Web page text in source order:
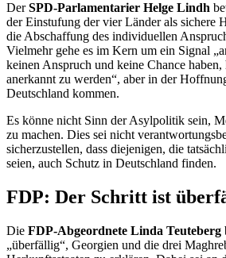
DerSPD-Parlamentarier Helge Lindh
der Einstufung der vier Länder als sichere
die Abschaffung des individuellen
Vielmehr gehe es im Kern um ein Signal
keinen Anspruch und keine Chance
anerkannt zu werden“, aber in der
Deutschland kommen.
Es könne nicht Sinn der Asylpolitik sein,
zu machen. Dies sei nicht
sicherzustellen, dass diejenigen, die
seien, auch Schutz in Deutschland finden.
FDP: Der Schritt ist
Die FDP-Abgeordnete Linda Teuteberg
„überfällig“, Georgien und die drei